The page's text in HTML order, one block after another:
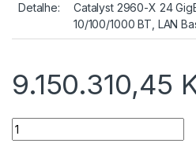
Detalhe:
Catalyst 2960-X 24
10/100/1000 BT, LAN
9.150.310,45
Quantidade